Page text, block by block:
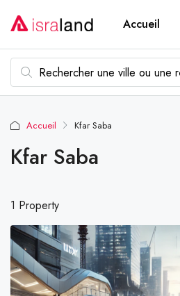
Accueil
Accueil Kfar Saba
Kfar Saba
1 Property